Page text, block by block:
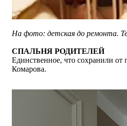
На фото: детская до ремонта.
СПАЛЬНЯ РОДИТЕЛЕЙ
Единственное, что сохранили от
Комарова.